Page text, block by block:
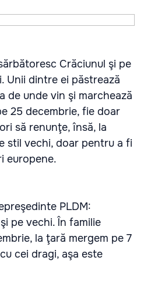
Crăciunul şi pe
Unii dintre ei păstrează
de unde vin şi marchează
25 decembrie, fie doar
să renunţe, însă, la
stil vechi, doar pentru a fi
europene.
PLDM:
pe vechi. În familie
la ţară mergem pe 7
cei dragi, aşa este